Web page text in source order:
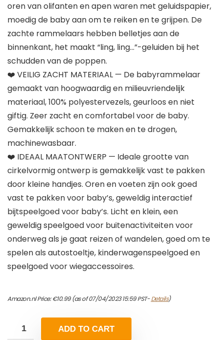
oren van olifanten en apen waren met geluidspapier,
moedig de baby aan om te reiken en te grijpen. De
zachte rammelaars hebben belletjes aan de
binnenkant, het maakt “ling, ling…”-geluiden bij het
schudden van de poppen.
❤️ VEILIG ZACHT MATERIAAL — De babyrammelaar
gemaakt van hoogwaardig en milieuvriendelijk
materiaal, 100% polyestervezels, geurloos en niet
giftig. Zeer zacht en comfortabel voor de baby.
Gemakkelijk schoon te maken en te drogen,
machinewasbaar.
❤️ IDEAAL MAATONTWERP — Ideale grootte van
cirkelvormig ontwerp is gemakkelijk vast te pakken
door kleine handjes. Oren en voeten zijn ook goed
vast te pakken voor baby’s, geweldig interactief
bijtspeelgoed voor baby’s. Licht en klein, een
geweldig speelgoed voor buitenactiviteiten voor
onderweg als je gaat reizen of wandelen, goed om te
spelen als autostoeltje, kinderwagenspeelgoed en
speelgoed voor wiegaccessoires.
Amazon.nl Price:€10.99(as of 07/04/2023 15:59 PST-Details)
ADD TO CART